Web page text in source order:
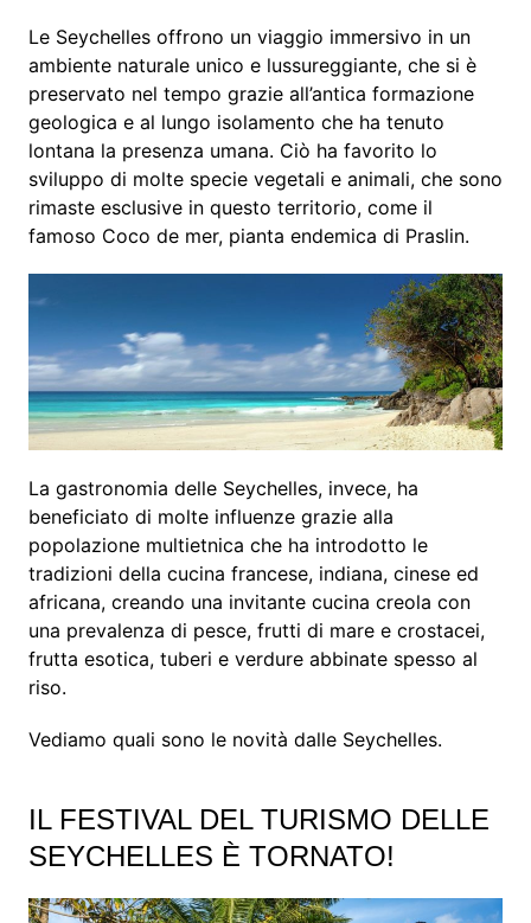
Le Seychelles offrono un viaggio immersivo in un
ambiente naturale unico e lussureggiante, che si è
preservato nel tempo grazie all’antica formazione
geologica e al lungo isolamento che ha tenuto
lontana la presenza umana. Ciò ha favorito lo
sviluppo di molte specie vegetali e animali, che sono
rimaste esclusive in questo territorio, come il
famoso Coco de mer, pianta endemica di Praslin.
La gastronomia delle Seychelles, invece, ha
beneficiato di molte influenze grazie alla
popolazione multietnica che ha introdotto le
tradizioni della cucina francese, indiana, cinese ed
africana, creando una invitante cucina creola con
una prevalenza di pesce, frutti di mare e crostacei,
frutta esotica, tuberi e verdure abbinate spesso al
riso.
Vediamo quali sono le novità dalle Seychelles.
IL FESTIVAL DEL TURISMO DELLE
SEYCHELLES È TORNATO!